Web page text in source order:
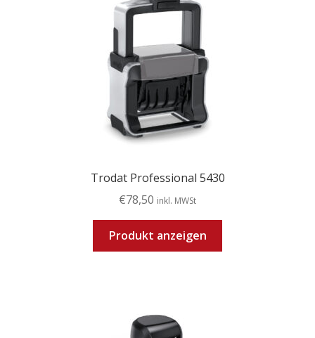
Trodat Professional 5430
€78,50 inkl. MWSt
Produkt anzeigen